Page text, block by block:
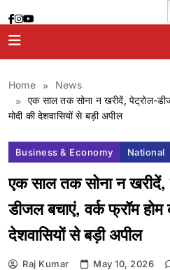
to
content
Home
News
एक साल तक सोना न खरीदें, पेट्रोल-
मोदी की देशवासियों से बड़ी अपील
Business & Economy National
एक साल तक सोना न खरीदें,
डीजल बचाएं, वर्क फ्रॉम होम
देशवासियों से बड़ी अपील
Raj Kumar May 10, 2026